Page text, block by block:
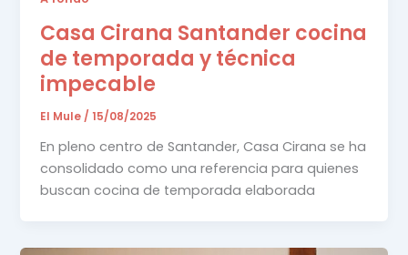
Casa Cirana Santander cocina
de temporada y técnica
impecable
El Mule /15/08/2025
En pleno centro de Santander, Casa Cirana se ha
consolidado como una referencia para quienes
buscan cocina de temporada elaborada